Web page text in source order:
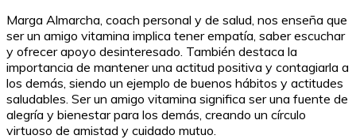
Marga Almarcha, coach personal y de salud, nos enseña que
ser un amigo vitamina implica tener empatía, saber escuchar
y ofrecer apoyo desinteresado. También destaca la
importancia de mantener una actitud positiva y contagiarla a
los demás, siendo un ejemplo de buenos hábitos y actitudes
saludables. Ser un amigo vitamina significa ser una fuente de
alegría y bienestar para los demás, creando un círculo
virtuoso de amistad y cuidado mutuo.